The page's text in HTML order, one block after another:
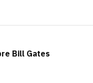
Bill Gates